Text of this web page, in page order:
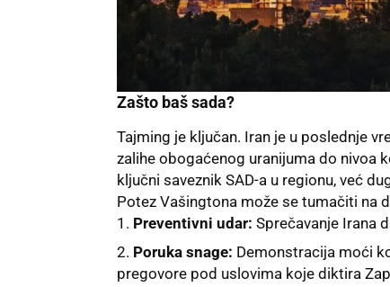
Zašto baš sada?
Tajming je ključan. Iran je u poslednje
zalihe obogaćenog uranijuma do nivoa
ključni saveznik SAD-a u regionu, već
Potez Vašingtona može se tumačiti na
Preventivni udar: Sprečavanje Irana
Poruka snage: Demonstracija moći
pregovore pod uslovima koje diktira